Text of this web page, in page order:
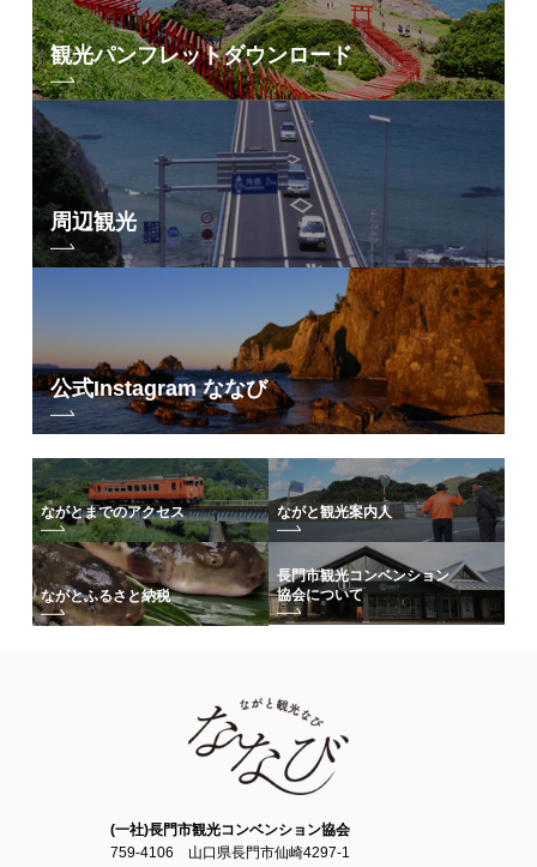
なかの石原、小石原、
からりころりと通りゃんせ。
「金子みすゞ童謡全集」（JULA出版局）より
※金子みすゞの詩は、金子みすゞの著作保存会の了承を得て掲載してい
ます。
転載される場合は、必ず「金子みすゞ著作保存会」の許可を得てくださ
い。
観光パンフレットダウンロード
周辺観光
公式Instagram ななび
ながとまでのアクセス ながと観光案内人
ながとふるさと納税
長門市観光コンベンション
協会について
(一社)長門市観光コンベンション協会
759-4106 山口県長門市仙崎4297-1